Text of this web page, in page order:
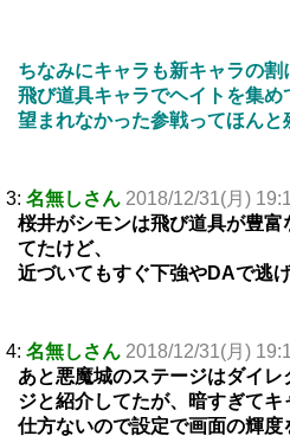
ちなみにキャラも新キャラの割
飛び道具キャラでヘイトを集め
望まれなかった参戦ってほんと
3: 名無しさん 2018/12/31(月)
桜井がシモンは飛び道具が豊
てたけど、
近づいてもすぐ下強やDAで逃
4: 名無しさん 2018/12/31(月)
あと悪魔城のステージはダイ
ジと紹介してたが、暗すぎてキ
仕方ないので設定で画面の輝